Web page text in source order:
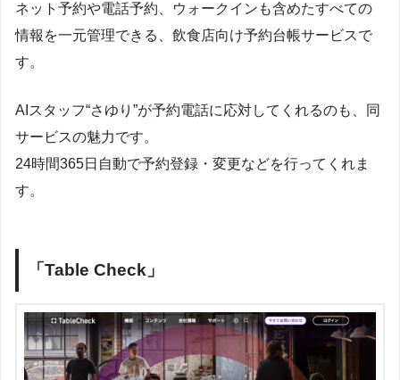
ネット予約や電話予約、ウォークインも含めたすべての
情報を一元管理できる、飲食店向け予約台帳サービスで
す。
AIスタッフ“さゆり”が予約電話に応対してくれるのも、同
サービスの魅力です。
24時間365日自動で予約登録・変更などを行ってくれま
す。
「Table Check」